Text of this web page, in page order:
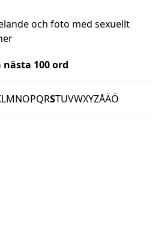
och foto med sexuellt
nästa 100ord
LMNOPQRSTUVWXYZÅÄÖ